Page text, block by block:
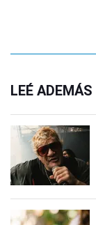
LEÉ ADEMÁS